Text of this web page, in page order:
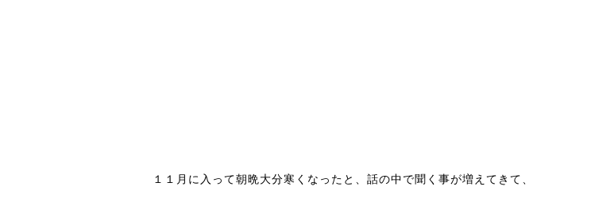
１１月に入って朝晩大分寒くなったと、話の中で聞く事が増えてきて、